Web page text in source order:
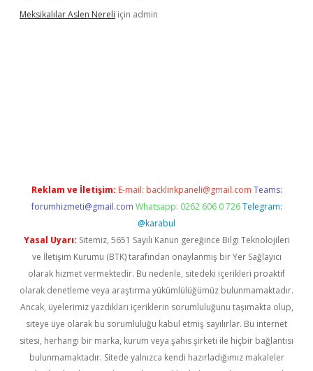
Meksikalılar Aslen Nereli için admin
Reklam ve İletişim: E-mail: backlinkpaneli@gmail.com Teams:
forumhizmeti@gmail.com Whatsapp: 0262 606 0 726 Telegram:
@karabul
Yasal Uyarı: Sitemiz, 5651 Sayılı Kanun gereğince Bilgi Teknolojileri
ve İletişim Kurumu (BTK) tarafından onaylanmış bir Yer Sağlayıcı
olarak hizmet vermektedir. Bu nedenle, sitedeki içerikleri proaktif
olarak denetleme veya araştırma yükümlülüğümüz bulunmamaktadır.
Ancak, üyelerimiz yazdıkları içeriklerin sorumluluğunu taşımakta olup,
siteye üye olarak bu sorumluluğu kabul etmiş sayılırlar. Bu internet
sitesi, herhangi bir marka, kurum veya şahıs şirketi ile hiçbir bağlantısı
bulunmamaktadır. Sitede yalnızca kendi hazırladığımız makaleler